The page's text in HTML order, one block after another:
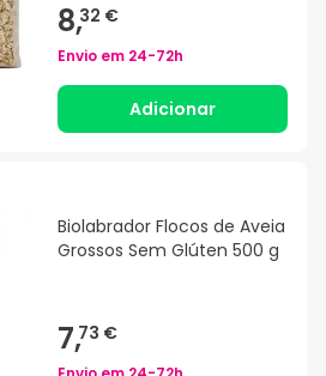
8,32 €
Envio em 24-72h
Adicionar
Biolabrador Flocos de Aveia
Grossos Sem Glúten 500 g
7,73 €